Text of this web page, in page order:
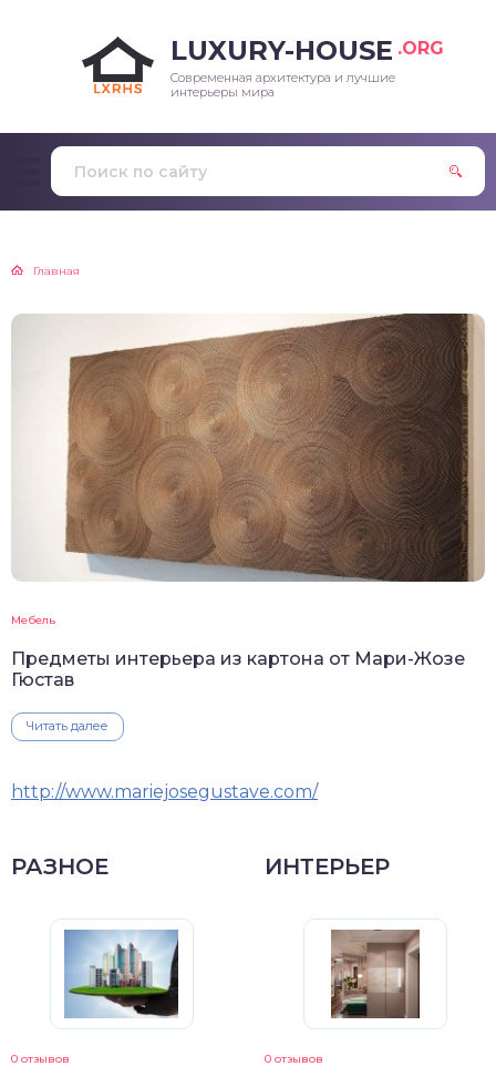
LUXURY-HOUSE .ORG
Современная архитектура и лучшие
интерьеры мира
Главная
Мебель
Предметы интерьера из картона от Мари-Жозе
Гюстав
Читать далее
http://www.mariejosegustave.com/
РАЗНОЕ
0 отзывов
ИНТЕРЬЕР
0 отзывов